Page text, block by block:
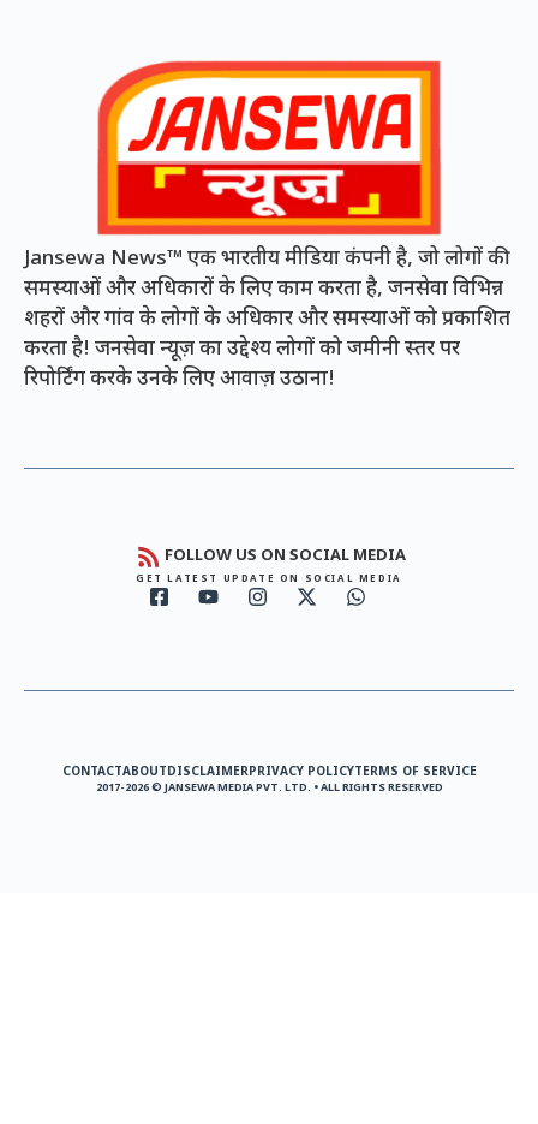
Jansewa News™ एक भारतीय मीडिया कंपनी है, जो लोगों की
समस्याओं और अधिकारों के लिए काम करता है, जनसेवा विभिन्न
शहरों और गांव के लोगों के अधिकार और समस्याओं को प्रकाशित
करता है! जनसेवा न्यूज़ का उद्देश्य लोगों को जमीनी स्तर पर
रिपोर्टिंग करके उनके लिए आवाज़ उठाना!
FOLLOW US ON SOCIAL MEDIA
GET LATEST UPDATE ON SOCIAL MEDIA
CONTACTABOUTDISCLAIMERPRIVACY POLICYTERMS OF SERVICE
2017-2026 © JANSEWA MEDIA PVT. LTD. • ALL RIGHTS RESERVED